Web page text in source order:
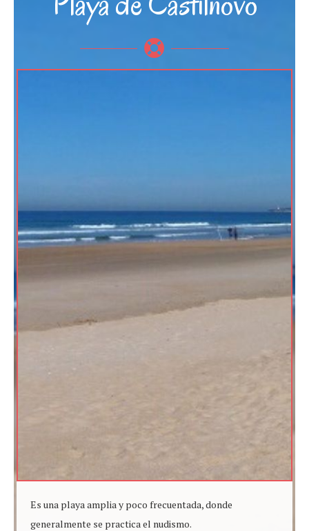
Es una playa amplia y poco frecuentada, donde
generalmente se practica el nudismo.